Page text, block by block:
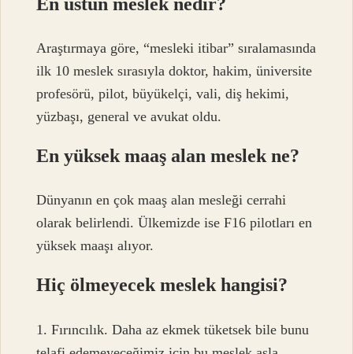
Araştırmaya göre, “mesleki itibar” sıralamasında
ilk 10 meslek sırasıyla doktor, hakim, üniversite
profesörü, pilot, büyükelçi, vali, diş hekimi,
yüzbaşı, general ve avukat oldu.
En yüksek maaş alan meslek ne?
Dünyanın en çok maaş alan mesleği cerrahi
olarak belirlendi. Ülkemizde ise F16 pilotları en
yüksek maaşı alıyor.
Hiç ölmeyecek meslek hangisi?
1. Fırıncılık. Daha az ekmek tüketsek bile bunu